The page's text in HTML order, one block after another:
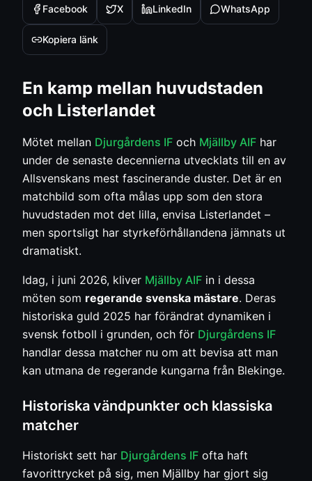
Facebook X LinkedIn WhatsApp
Kopiera länk
En kamp mellan huvudstaden
och Listerlandet
Mötet mellan Djurgårdens IF och Mjällby AIF har
under de senaste decennierna utvecklats till en av
Allsvenskans mest fascinerande duster. Det är en
matchbild som ofta målas upp som den stora
huvudstaden mot det lilla, envisa Listerlandet –
men sportsligt har styrkeförhållandena jämnats ut
dramatiskt.
Idag, i juni 2026, kliver Mjällby AIF in i dessa
möten som regerande svenska mästare. Deras
historiska guld 2025 har förändrat dynamiken i
svensk fotboll i grunden, och för Djurgårdens IF
handlar dessa matcher nu om att bevisa att man
kan utmana de regerande kungarna från Blekinge.
Historiska vändpunkter och klassiska
matcher
Historiskt sett har Djurgårdens IF ofta haft
favorittrycket på sig, men Mjällby har gjort sig